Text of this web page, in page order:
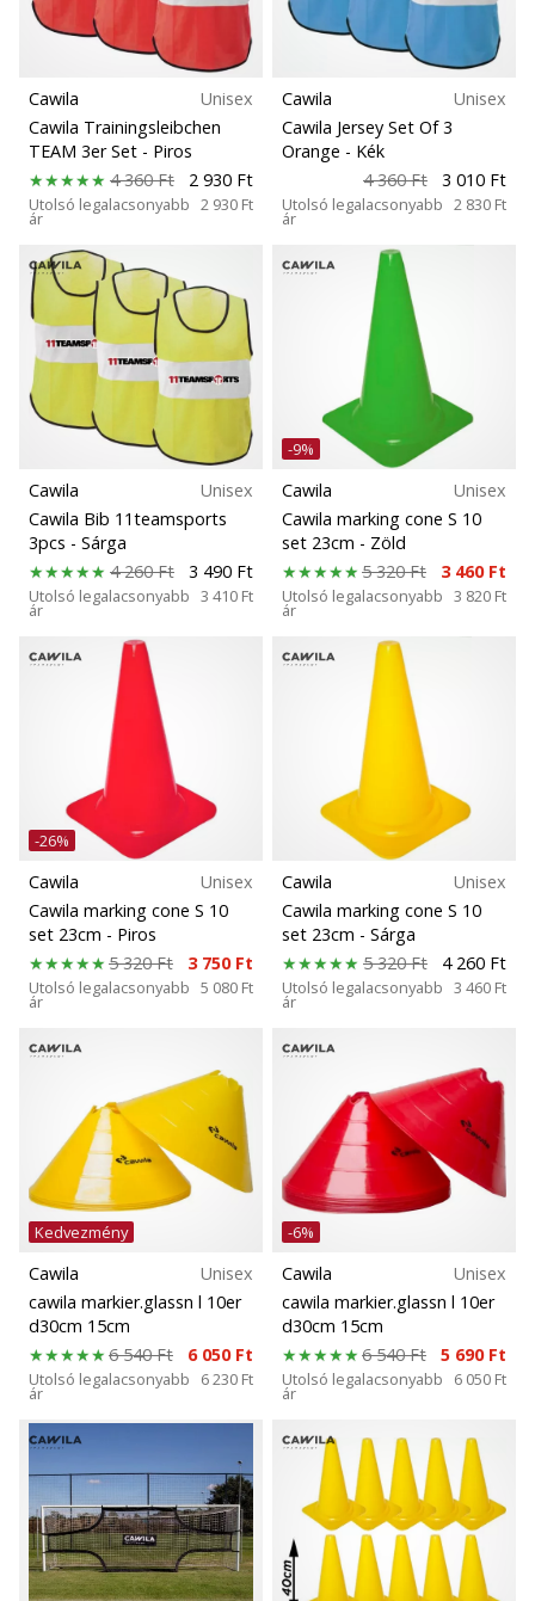
Cawila
Unisex
Cawila Trainingsleibchen
TEAM 3er Set - Piros
4 360 Ft
2 930 Ft
Utolsó legalacsonyabb
ár
2 930 Ft
Cawila
Unisex
Cawila Jersey Set Of 3
Orange - Kék
4 360 Ft
3 010 Ft
Utolsó legalacsonyabb
ár
2 830 Ft
Cawila
Unisex
Cawila Bib 11teamsports
3pcs - Sárga
4 260 Ft
3 490 Ft
Utolsó legalacsonyabb
ár
3 410 Ft
-9%
Cawila
Unisex
Cawila marking cone S 10
set 23cm - Zöld
5 320 Ft
3 460 Ft
Utolsó legalacsonyabb
ár
3 820 Ft
-26%
Cawila
Unisex
Cawila marking cone S 10
set 23cm - Piros
5 320 Ft
3 750 Ft
Utolsó legalacsonyabb
ár
5 080 Ft
Cawila
Unisex
Cawila marking cone S 10
set 23cm - Sárga
5 320 Ft
4 260 Ft
Utolsó legalacsonyabb
ár
3 460 Ft
Kedvezmény
Cawila
Unisex
cawila markier.glassn l 10er
d30cm 15cm
6 540 Ft
6 050 Ft
Utolsó legalacsonyabb
ár
6 230 Ft
-6%
Cawila
Unisex
cawila markier.glassn l 10er
d30cm 15cm
6 540 Ft
5 690 Ft
Utolsó legalacsonyabb
ár
6 050 Ft